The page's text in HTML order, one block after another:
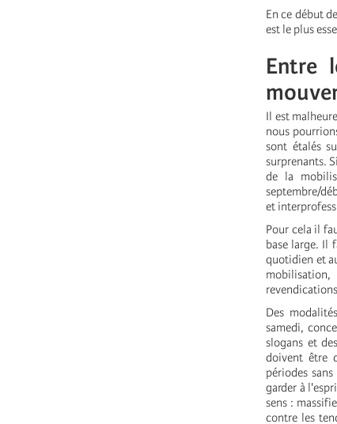
En ce début
est le plus
Entre
Il est
nous
sont étalés
surprenants.
de la
septembre/
et
Pour cela il
base large. Il
quotidien et
Des
samedi,
slogans et
doivent être
périodes
garder à
sens :
contre les